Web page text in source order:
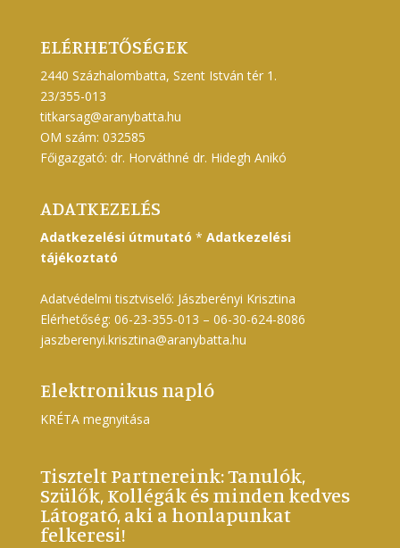
ELÉRHETŐSÉGEK
2440 Százhalombatta, Szent István tér 1.
23/355-013
titkarsag@aranybatta.hu
OM szám: 032585
Főigazgató: dr. Horváthné dr. Hidegh Anikó
ADATKEZELÉS
Adatkezelési útmutató * Adatkezelési
tájékoztató
Adatvédelmi tisztviselő: Jászberényi Krisztina
Elérhetőség: 06-23-355-013 – 06-30-624-8086
jaszberenyi.krisztina@aranybatta.hu
Elektronikus napló
KRÉTA megnyitása
Tisztelt Partnereink: Tanulók,
Szülők, Kollégák és minden kedves
Látogató, aki a honlapunkat
felkeresi!